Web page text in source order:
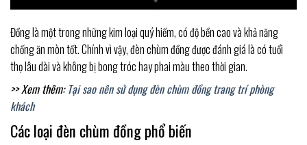
Đồng là một trong những kim loại quý hiếm, có độ bền cao và khả năng
chống ăn mòn tốt. Chính vì vậy, đèn chùm đồng được đánh giá là có tuổi
thọ lâu dài và không bị bong tróc hay phai màu theo thời gian.
>> Xem thêm:Tại sao nên sử dụng đèn chùm đồng trang trí phòng
khách
Các loại đèn chùm đồng phổ biến